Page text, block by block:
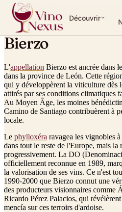
Découvrir
ENCYCLOPÉDIE ·
Bierzo
L'appellation Bierzo est ancrée dans
dans la province de León. Cette
qui y développèrent la viticulture dès
attirés par ses conditions climatiques
Au Moyen Âge, les moines
Camino de Santiago contribuèrent à
locale.
Le phylloxéra ravagea les vignobles
dans tout le reste de l'Europe, mais la
progressivement. La DO
officiellement reconnue en 1989,
la valorisation de ses vins. Ce n'est
1990-2000 que Bierzo connut une
des producteurs visionnaires comme
Ricardo Pérez Palacios, qui
mencía sur ces terroirs d'ardoise.